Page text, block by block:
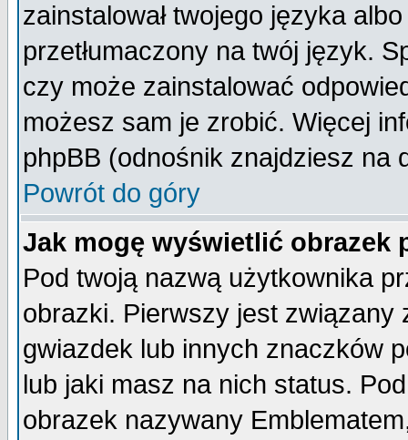
zainstalował twojego języka
przetłumaczony na twój język.
czy może zainstalować
możesz sam je zrobić. Więcej
phpBB (odnośnik znajdziesz na
Powrót do góry
Jak mogę wyświetlić obrazek
Pod twoją nazwą użytkownika
obrazki. Pierwszy jest
gwiazdek lub innych znaczków
lub jaki masz na nich status.
obrazek nazywany